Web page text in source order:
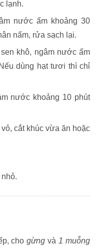
lạnh.
nước ấm khoảng 30
nấm, rửa sạch lại.
khô, ngâm nước ấm
dùng hạt tươi thì chỉ
nước khoảng 10 phút
vỏ, cắt khúc vừa ăn hoặc
chogừng và1 muỗng